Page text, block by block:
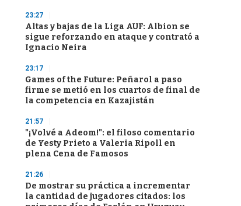
23:27
Altas y bajas de la Liga AUF: Albion se
sigue reforzando en ataque y contrató a
Ignacio Neira
23:17
Games of the Future: Peñarol a paso
firme se metió en los cuartos de final de
la competencia en Kazajistán
21:57
"¡Volvé a Adeom!": el filoso comentario
de Yesty Prieto a Valeria Ripoll en
plena Cena de Famosos
21:26
De mostrar su práctica a incrementar
la cantidad de jugadores citados: los